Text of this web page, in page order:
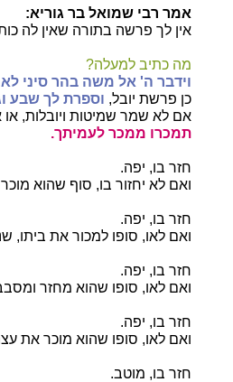
אמר רבי שמואל בר גוריא:
אין לך פרשה בתורה שאין לה
מה כתיב למעלה?
וידבר ה' אל משה בהר סיני
כן פרשת יובל, וספרת לך שבע
אם לא שמר שמיטות ויובלות,
תמכרו ממכר לעמיתך.
חזר בו, יפה.
ואם לא יחזור בו, סוף שהוא
חזר בו, יפה.
ואם לאו, סופו למכור את ביתו,
חזר בו, יפה.
ואם לאו, סופו שהוא מחזר
חזר בו, יפה.
ואם לאו, סופו שהוא מוכר את
חזר בו, מוטב.